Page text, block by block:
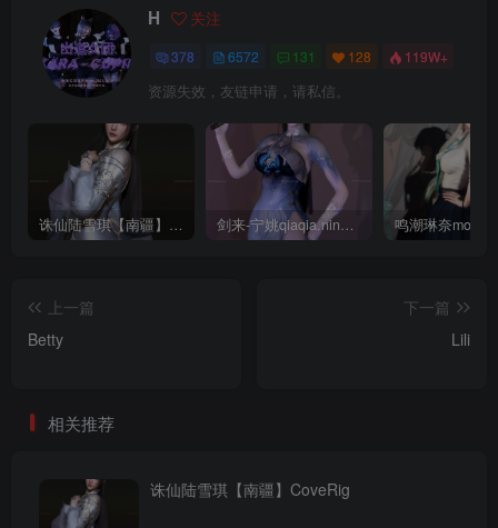
H 关注
378 6572 131 128 119W+
资源失效，友链申请，请私信。
诛仙陆雪琪【南疆】CoveRig 剑来-宁姚qiaqia.ningyao-re.1
上一篇
Betty
下一篇
Lili
相关推荐
诛仙陆雪琪【南疆】CoveRig